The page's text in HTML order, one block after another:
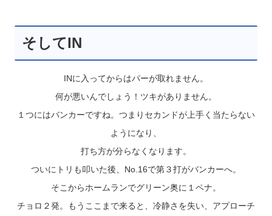
そしてIN
INに入ってからはパーが取れません。
何が悪いんでしょう！ツキがありません。
１つにはバンカーですね。つまりセカンドが上手く当たらない
ようになり、
打ち方が分らなくなります。
ついにトリも叩いた後、No.16で第３打がバンカーへ。
そこからホームランでグリーン奥に１ペナ。
チョロ２発。もうここまで来ると、冷静さを失い、アプローチ